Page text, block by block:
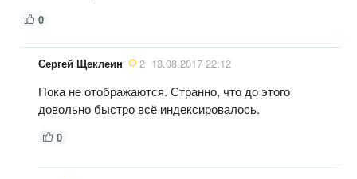
0
Сергей Щеклеин 2 13.08.2017 22:12
Пока не отображаются. Странно, что до этого
довольно быстро всё индексировалось.
0